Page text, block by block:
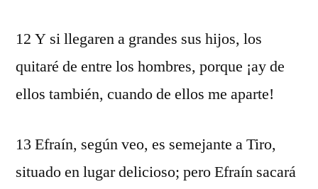
12 Y si llegaren a grandes sus hijos, los
quitaré de entre los hombres, porque ¡ay de
ellos también, cuando de ellos me aparte!
13 Efraín, según veo, es semejante a Tiro,
situado en lugar delicioso; pero Efraín sacará